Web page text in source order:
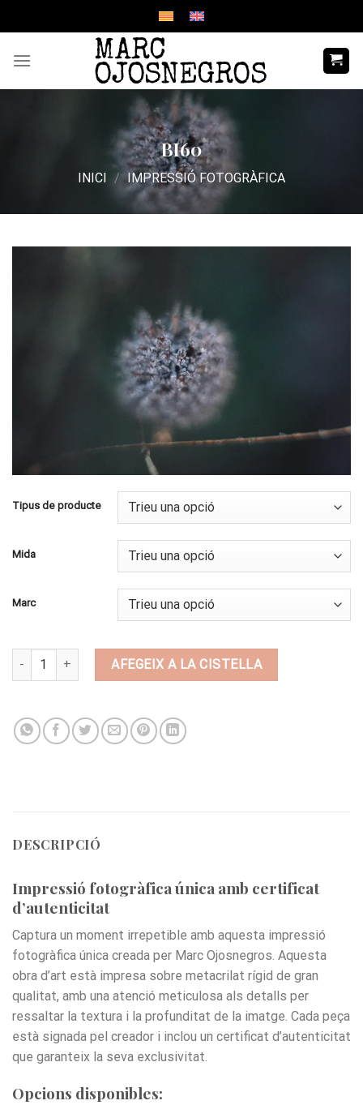
to
BI60
INICI / IMPRESSIÓ FOTOGRÀFICA
Tipus de producte
Mida
Marc
quantitat de BI60 AFEGEIX A LA CISTELLA
DESCRIPCIÓ
Impressió fotogràfica única amb certificat
d’autenticitat
Captura un moment irrepetible amb aquesta impressió
fotogràfica única creada per Marc Ojosnegros. Aquesta
obra d’art està impresa sobre metacrilat rígid de gran
qualitat, amb una atenció meticulosa als detalls per
ressaltar la textura i la profunditat de la imatge. Cada peça
està signada pel creador i inclou un certificat d’autenticitat
que garanteix la seva exclusivitat.
Opcions disponibles: